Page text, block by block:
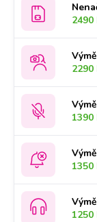
2490
2290
1390
1350
1250